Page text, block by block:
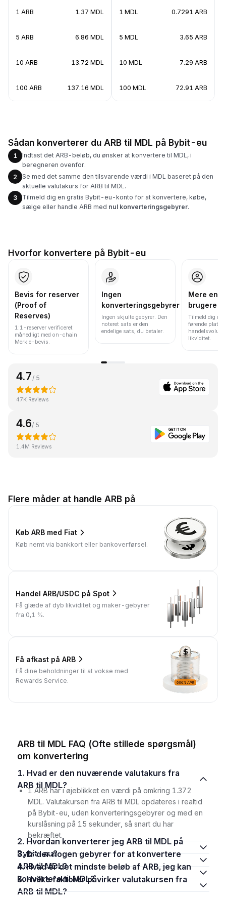
1 ARB 1.37 MDL
5 ARB 6.86 MDL
10 ARB 13.72 MDL
100 ARB 137.16 MDL
1 MDL 0.7291 ARB
5 MDL 3.65 ARB
10 MDL 7.29 ARB
100 MDL 72.91 ARB
Sådan konverterer du ARB til MDL på Bybit-eu
1
Indtast det ARB-beløb, du ønsker at konvertere til MDL, i
beregneren ovenfor.
2
Se med det samme den tilsvarende værdi i MDL baseret på den
aktuelle valutakurs for ARB til MDL.
3
Tilmeld dig en gratis Bybit-eu-konto for at konvertere, købe,
sælge eller handle ARB med nul konverteringsgebyrer.
Hvorfor konvertere på Bybit-eu
Bevis for reserver
(Proof of
Reserves)
1:1-reserver verificeret
månedligt med on-chain
Merkle-bevis.
Ingen
konverteringsgebyrer
Ingen skjulte gebyrer. Den
noteret sats er den
endelige sats, du betaler.
Mere end
brugere
Tilmeld dig en
førende
likviditet.
4.7/ 5
47K Reviews
4.6/ 5
1.4M Reviews
Flere måder at handle ARB på
Køb ARB med Fiat
Køb nemt via bankkort eller bankoverførsel.
Handel ARB/USDC på Spot
Få glæde af dyb likviditet og maker-gebyrer
fra 0,1 %.
Få afkast på ARB
Få dine beholdninger til at vokse med
Rewards Service.
ARB til MDL FAQ (Ofte stillede spørgsmål)
om konvertering
1. Hvad er den nuværende valutakurs fra
ARB til MDL?
1 ARB har i øjeblikket en værdi på omkring 1.372
MDL. Valutakursen fra ARB til MDL opdateres i realtid
på Bybit-eu, uden konverteringsgebyrer og med en
kurslåsning på 15 sekunder, så snart du har
bekræftet.
2. Hvordan konverterer jeg ARB til MDL på
Bybit-eu?
3. Er der nogen gebyrer for at konvertere
ARB til MDL?
4. Hvad er det mindste beløb af ARB, jeg kan
konvertere til MDL?
5. Hvilke faktorer påvirker valutakursen fra
ARB til MDL?